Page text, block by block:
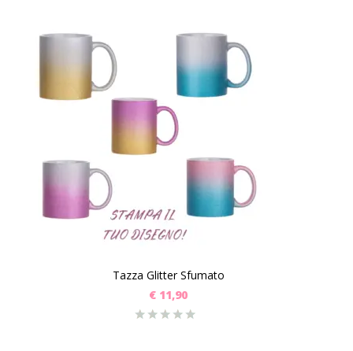
Tazza Glitter Sfumato
€ 11,90